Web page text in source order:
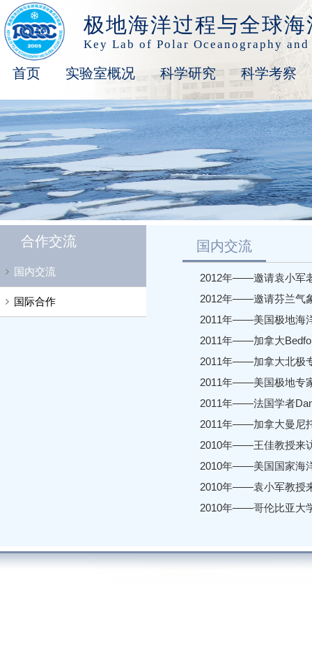
极地海洋过程与全球
Key Lab of Polar Oceanography
首页 实验室概况 科学研究 科学考察
合作交流
国内交流
国际合作
国内交流
2012年——邀请袁小军
2012年——邀请芬兰气
2011年——美国极地海
2011年——加拿大
2011年——加拿大北极
2011年——美国极地专
2011年——法国学者
2011年——加拿大曼尼
2010年——王佳教授来
2010年——美国国家海
2010年——袁小军教授
2010年——哥伦比亚大